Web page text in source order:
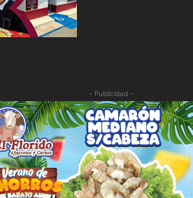
- Publicidad -